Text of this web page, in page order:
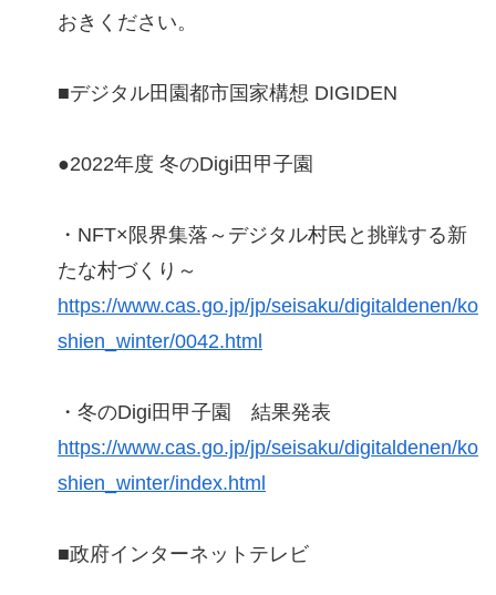
おきください。
■デジタル田園都市国家構想 DIGIDEN
●2022年度 冬のDigi田甲子園
・NFT×限界集落～デジタル村民と挑戦する新
たな村づくり～
https://www.cas.go.jp/jp/seisaku/digitaldenen/ko
shien_winter/0042.html
・冬のDigi田甲子園 結果発表
https://www.cas.go.jp/jp/seisaku/digitaldenen/ko
shien_winter/index.html
■政府インターネットテレビ